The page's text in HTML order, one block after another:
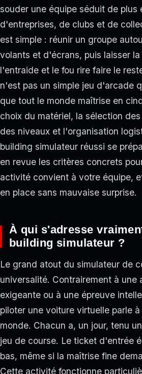
souder une équipe séduit de plus
d'entreprises, de clubs et de
est simple : réunir un groupe
volants et d'écrans, puis laisser
l'entraide et le fou rire faire le
n'est pas un simple jeu d'arcade
que tout le monde maîtrise en
choix du matériel, la sélection
des niveaux et l'organisation
building simulateur réussi se
en revue les critères concrets
activité convient à votre équipe,
en place sans mauvaise surprise.
À qui s'adresse
building simulateur ?
Le grand atout du simulateur de
universalité. Contrairement à une
exigeante ou à une épreuve
piloter une voiture virtuelle parle
monde. Chacun a, un jour, tenu
jeu de course. Le ticket d'entrée
bas, même si la maîtrise fine
Cette activité fonctionne